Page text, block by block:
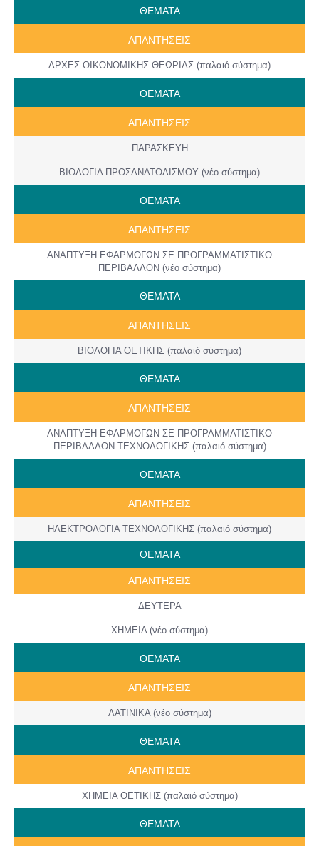
ΘΕΜΑΤΑ
ΑΠΑΝΤΗΣΕΙΣ
ΑΡΧΕΣ ΟΙΚΟΝΟΜΙΚΗΣ ΘΕΩΡΙΑΣ (παλαιό σύστημα)
ΘΕΜΑΤΑ
ΑΠΑΝΤΗΣΕΙΣ
ΠΑΡΑΣΚΕΥΗ
ΒΙΟΛΟΓΙΑ ΠΡΟΣΑΝΑΤΟΛΙΣΜΟΥ (νέο σύστημα)
ΘΕΜΑΤΑ
ΑΠΑΝΤΗΣΕΙΣ
ΑΝΑΠΤΥΞΗ ΕΦΑΡΜΟΓΩΝ ΣΕ ΠΡΟΓΡΑΜΜΑΤΙΣΤΙΚΟ
ΠΕΡΙΒΑΛΛΟΝ (νέο σύστημα)
ΘΕΜΑΤΑ
ΑΠΑΝΤΗΣΕΙΣ
ΒΙΟΛΟΓΙΑ ΘΕΤΙΚΗΣ (παλαιό σύστημα)
ΘΕΜΑΤΑ
ΑΠΑΝΤΗΣΕΙΣ
ΑΝΑΠΤΥΞΗ ΕΦΑΡΜΟΓΩΝ ΣΕ ΠΡΟΓΡΑΜΜΑΤΙΣΤΙΚΟ
ΠΕΡΙΒΑΛΛΟΝ ΤΕΧΝΟΛΟΓΙΚΗΣ (παλαιό σύστημα)
ΘΕΜΑΤΑ
ΑΠΑΝΤΗΣΕΙΣ
ΗΛΕΚΤΡΟΛΟΓΙΑ ΤΕΧΝΟΛΟΓΙΚΗΣ (παλαιό σύστημα)
ΘΕΜΑΤΑ
ΑΠΑΝΤΗΣΕΙΣ
ΔΕΥΤΕΡΑ
ΧΗΜΕΙΑ (νέο σύστημα)
ΘΕΜΑΤΑ
ΑΠΑΝΤΗΣΕΙΣ
ΛΑΤΙΝΙΚΑ (νέο σύστημα)
ΘΕΜΑΤΑ
ΑΠΑΝΤΗΣΕΙΣ
ΧΗΜΕΙΑ ΘΕΤΙΚΗΣ (παλαιό σύστημα)
ΘΕΜΑΤΑ